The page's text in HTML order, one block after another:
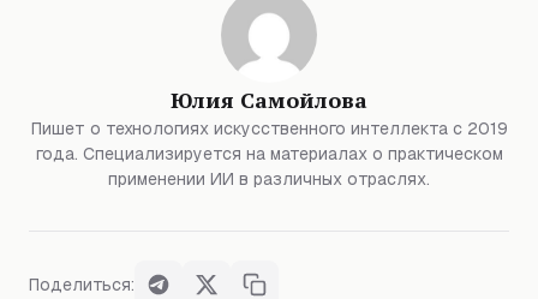
Юлия Самойлова
Пишет о технологиях искусственного интеллекта с 2019
года. Специализируется на материалах о практическом
применении ИИ в различных отраслях.
Поделиться: